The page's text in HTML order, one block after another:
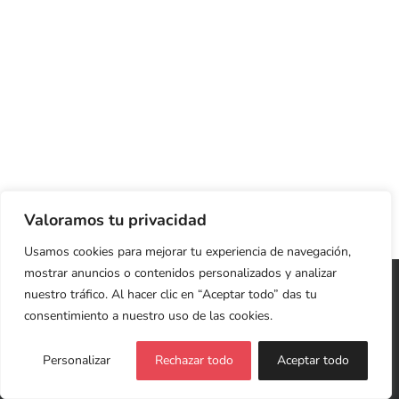
Valoramos tu privacidad
Usamos cookies para mejorar tu experiencia de navegación,
mostrar anuncios o contenidos personalizados y analizar
nuestro tráfico. Al hacer clic en “Aceptar todo” das tu
consentimiento a nuestro uso de las cookies.
Personalizar Rechazar todo Aceptar todo
Copyright 2026 Cristina Jardón | Web Diseñada y
Desarrollada con ♥LIVING ROOM
Política de Privacidad y Cookies
Facebook
X LinkedInInstagram
YouTube